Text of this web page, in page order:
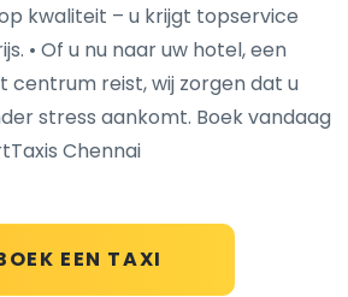
EEN TAXI
kwaliteit – u krijgt topservice
• Of u nu naar uw hotel, een
centrum reist, wij zorgen dat u
stress aankomt. Boek vandaag
Chennai